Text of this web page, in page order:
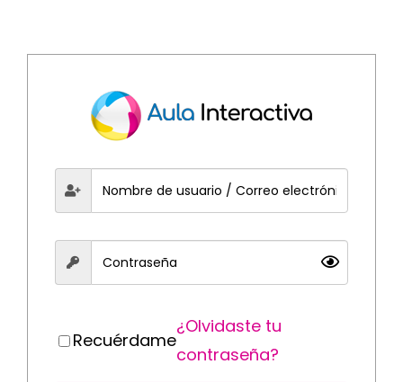
Recuérdame
¿Olvidaste tu
contraseña?